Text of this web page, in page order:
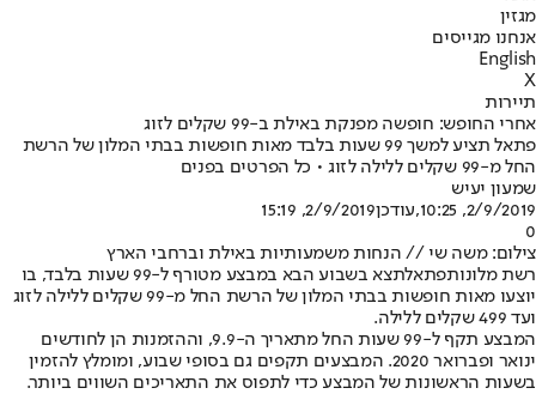
מגזין
אנחנו מגייסים
English
X
תיירות
אחרי החופש: חופשה מפנקת באילת ב-99 שקלים לזוג
פתאל תציע למשך 99 שעות בלבד מאות חופשות בבתי המלון של הרשת
החל מ-99 שקלים ללילה לזוג • כל הפרטים בפנים
שמעון יעיש
2/9/2019, 10:25
,עודכן2/9/2019, 15:19
0
צילום: משה שי // הנחות משמעותיות באילת וברחבי הארץ
רשת מלונותפתאל
תצא בשבוע הבא במבצע מטורף ל-99 שעות בלבד, בו
יוצעו מאות חופשות בבתי המלון של הרשת החל מ-99 שקלים ללילה לזוג
ועד 499 שקלים ללילה.
המבצע תקף ל-99 שעות החל מתאריך ה-9.9, וההזמנות הן לחודשים
ינואר ופברואר 2020. המבצעים תקפים גם בסופי שבוע, ומומלץ להזמין
בשעות הראשונות של המבצע כדי לתפוס את התאריכים השווים ביותר.